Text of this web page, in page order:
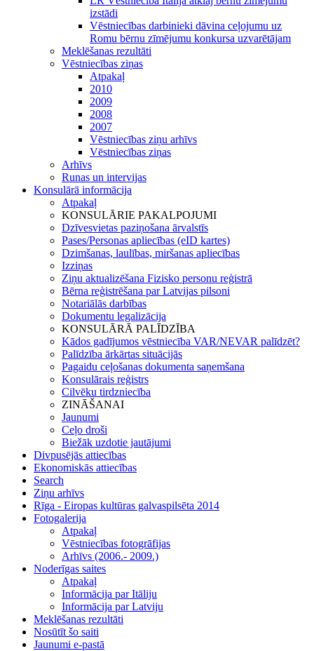
izstādi
Vēstniecības darbinieki dāvina ceļojumu uz
Romu bērnu zīmējumu konkursa uzvarētājam
Meklēšanas rezultāti
Vēstniecības ziņas
Atpakaļ
2010
2009
2008
2007
Vēstniecības ziņu arhīvs
Vēstniecības ziņas
Arhīvs
Runas un intervijas
Konsulārā informācija
Atpakaļ
KONSULĀRIE PAKALPOJUMI
Dzīvesvietas paziņošana ārvalstīs
Pases/Personas apliecības (eID kartes)
Dzimšanas, laulības, miršanas apliecības
Izziņas
Ziņu aktualizēšana Fizisko personu reģistrā
Bērna reģistrēšana par Latvijas pilsoni
Notariālās darbības
Dokumentu legalizācija
KONSULĀRĀ PALĪDZĪBA
Kādos gadījumos vēstniecība VAR/NEVAR palīdzēt?
Palīdzība ārkārtas situācijās
Pagaidu ceļošanas dokumenta saņemšana
Konsulārais reģistrs
Cilvēku tirdzniecība
ZINĀŠANAI
Jaunumi
Ceļo droši
Biežāk uzdotie jautājumi
Divpusējās attiecības
Ekonomiskās attiecības
Search
Ziņu arhīvs
Rīga - Eiropas kultūras galvaspilsēta 2014
Fotogalerija
Atpakaļ
Vēstniecības fotogrāfijas
Arhīvs (2006.- 2009.)
Noderīgas saites
Atpakaļ
Informācija par Itāliju
Informācija par Latviju
Meklēšanas rezultāti
Nosūtīt šo saiti
Jaunumi e-pastā